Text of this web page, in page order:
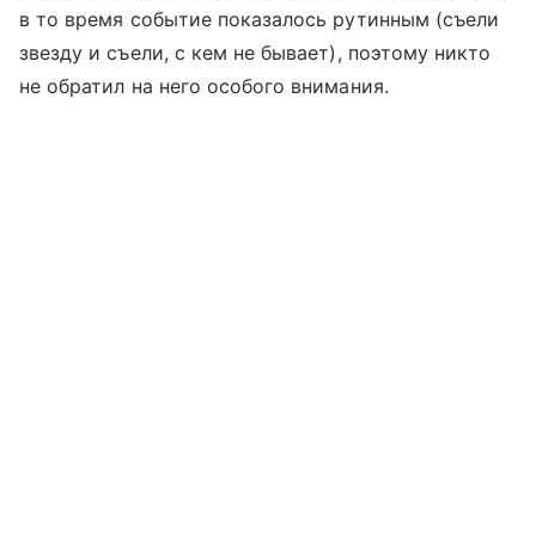
в то время событие показалось рутинным (съели
звезду и съели, с кем не бывает), поэтому никто
не обратил на него особого внимания.